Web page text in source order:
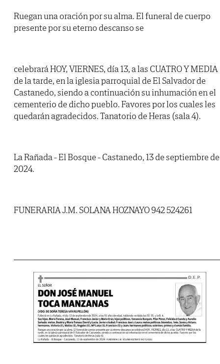
Ruegan una oración por su alma. El funeral de cuerpo
presente por su eterno descanso se
celebrará HOY, VIERNES, día 13, a las CUATRO Y MEDIA
de la tarde, en la iglesia parroquial de El Salvador de
Castanedo, siendo a continuación su inhumación en el
cementerio de dicho pueblo. Favores por los cuales les
quedarán agradecidos. Tanatorio de Heras (sala 4).
La Rañada - El Bosque - Castanedo, 13 de septiembre de
2024.
FUNERARIA J.M. SOLANA HOZNAYO 942 524261